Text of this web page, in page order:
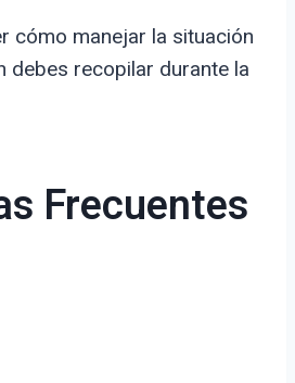
cómo manejar la situación
debes recopilar durante la
Frecuentes